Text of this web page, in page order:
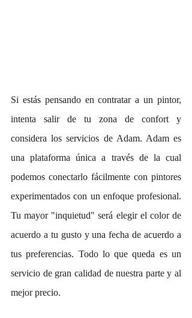
Si estás pensando en contratar a un pintor,
intenta salir de tu zona de confort y
considera los servicios de Adam. Adam es
una plataforma única a través de la cual
podemos conectarlo fácilmente con pintores
experimentados con un enfoque profesional.
Tu mayor "inquietud" será elegir el color de
acuerdo a tu gusto y una fecha de acuerdo a
tus preferencias. Todo lo que queda es un
servicio de gran calidad de nuestra parte y al
mejor precio.